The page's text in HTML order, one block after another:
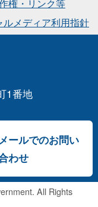
権・リンク等
ルメディア利用指針
1番地
メールでのお問い
わせ
All Rights